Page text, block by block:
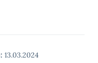
13.03.2024